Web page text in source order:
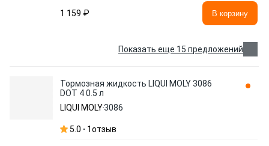
1 159 ₽
В корзину
Показать еще 15 предложений
Тормозная жидкость LIQUI MOLY 3086
DOT 4 0.5 л
LIQUI MOLY3086
5.0 1отзыв